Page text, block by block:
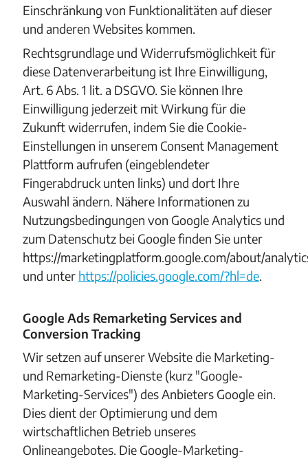
Einschränkung von Funktionalitäten auf dieser
und anderen Websites kommen.
Rechtsgrundlage und Widerrufsmöglichkeit für
diese Datenverarbeitung ist Ihre Einwilligung,
Art. 6 Abs. 1 lit. a DSGVO. Sie können Ihre
Einwilligung jederzeit mit Wirkung für die
Zukunft widerrufen, indem Sie die Cookie-
Einstellungen in unserem Consent Management
Plattform aufrufen (eingeblendeter
Fingerabdruck unten links) und dort Ihre
Auswahl ändern. Nähere Informationen zu
Nutzungsbedingungen von Google Analytics und
zum Datenschutz bei Google finden Sie unter
https://marketingplatform.google.com/about/
und unter https://policies.google.com/?hl=de.
Google Ads Remarketing Services and
Conversion Tracking
Wir setzen auf unserer Website die Marketing-
und Remarketing-Dienste (kurz "Google-
Marketing-Services") des Anbieters Google ein.
Dies dient der Optimierung und dem
wirtschaftlichen Betrieb unseres
Onlineangebotes. Die Google-Marketing-